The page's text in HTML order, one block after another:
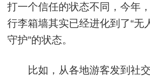
打一个信任的状态不同，今年
行李箱墙其实已经进化到了“无
守护”的状态。
比如，从各地游客发到社交